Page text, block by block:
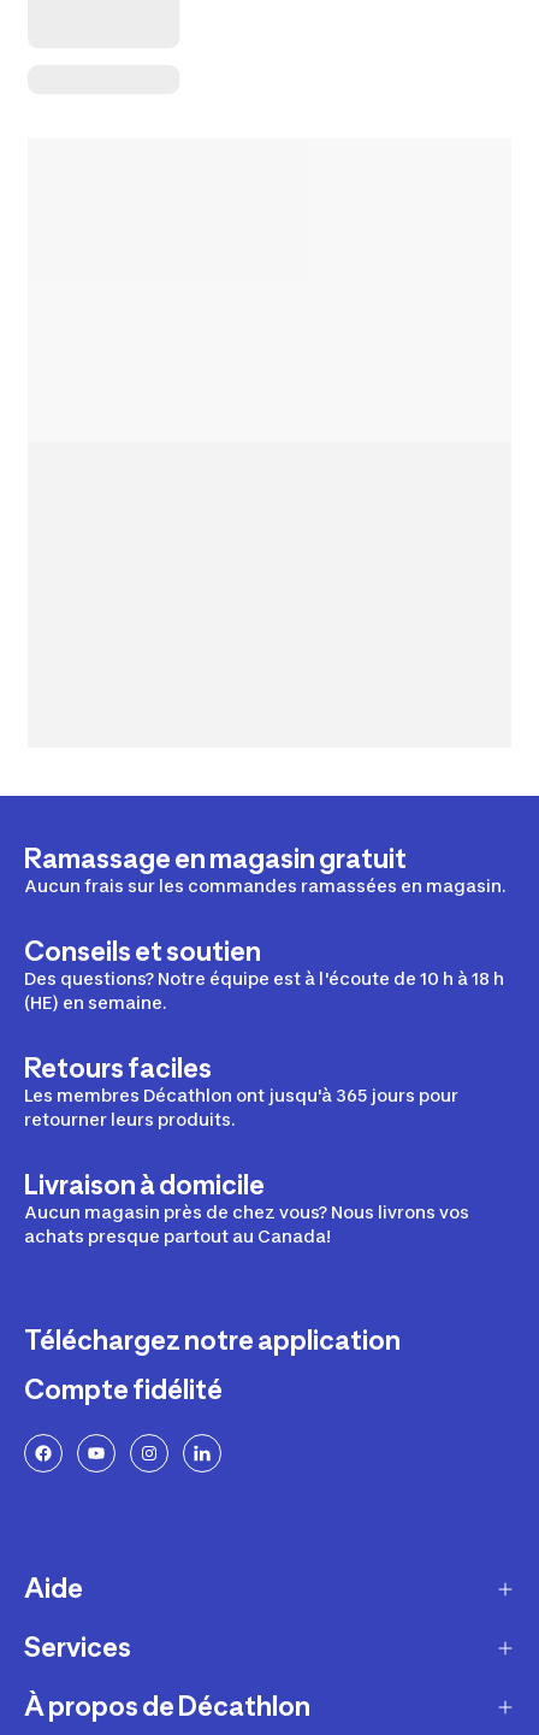
Ramassage en magasin gratuit
Aucun frais sur les commandes ramassées en magasin.
Conseils et soutien
Des questions? Notre équipe est à l'écoute de 10 h à 18 h
(HE) en semaine.
Retours faciles
Les membres Décathlon ont jusqu'à 365 jours pour
retourner leurs produits.
Livraison à domicile
Aucun magasin près de chez vous? Nous livrons vos
achats presque partout au Canada!
Téléchargez notre application
Compte fidélité
Aide
Livraison
Retours et échanges
Services
Programme de fidélité
À propos de Décathlon